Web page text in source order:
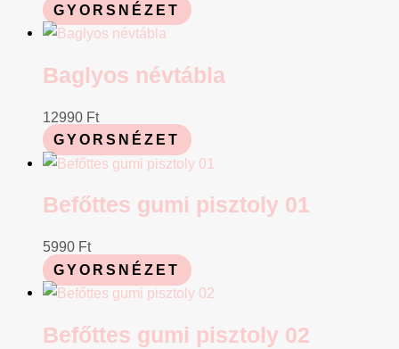
GYORSNÉZET
Baglyos névtábla
12990 Ft
GYORSNÉZET
Befőttes gumi pisztoly 01
5990 Ft
GYORSNÉZET
Befőttes gumi pisztoly 02